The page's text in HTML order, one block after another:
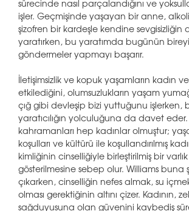
sürecinde nasıl parçalandığını ve
işler. Geçmişinde yaşayan bir anne,
şizofren bir kardeşle kendine sevgisizliğin
yaratırken, bu yaratımda bugünün
göndermeler yapmayı başarır.
İletişimsizlik ve kopuk yaşamların kadın ve
etkilediğini, olumsuzlukların yaşam
çığ gibi devleşip bizi yuttuğunu işlerken,
yaratıcılığın yolculuğuna da davet
kahramanları hep kadınlar olmuştur;
koşulları ve kültürü ile koşullandırılmış
kimliğinin cinselliğiyle birleştirilmiş bir
gösterilmesine sebep olur. Williams buna
çıkarken, cinselliğin nefes almak, su
olması gerektiğinin altını çizer. Kadının,
sağduyusuna olan güvenini kaybediş